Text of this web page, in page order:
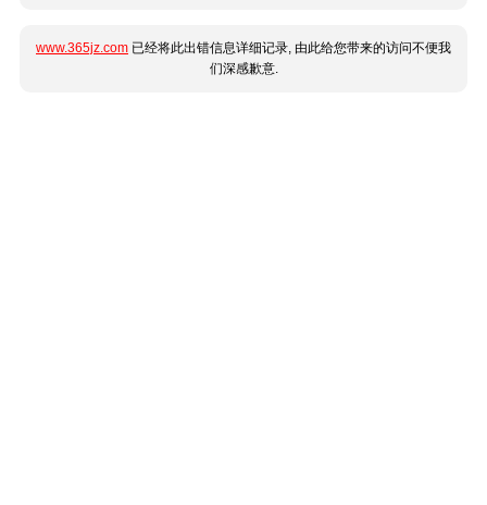
www.365jz.com 已经将此出错信息详细记录, 由此给您带来的访问不便我
们深感歉意.